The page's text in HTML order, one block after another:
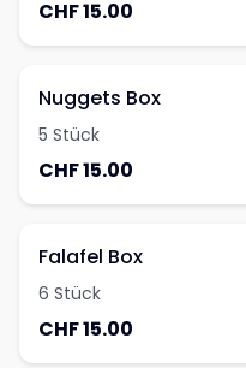
CHF 15.00
Nuggets Box
5 Stück
CHF 15.00
Falafel Box
6 Stück
CHF 15.00